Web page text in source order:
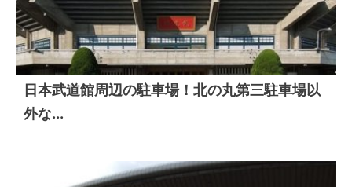
日本武道館周辺の駐車場！北の丸第三駐車場以
外な...